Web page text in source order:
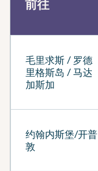
前往
毛里求斯 / 罗德
里格斯岛 / 马达
加斯加
约翰内斯堡/开普
敦